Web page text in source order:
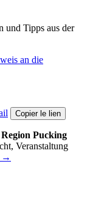
und Tipps aus der
an die
Copier le lien
Pucking
Veranstaltung
→